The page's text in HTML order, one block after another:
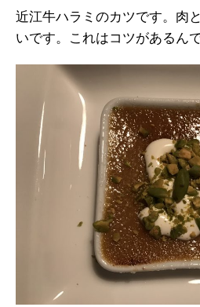
近江牛ハラミのカツです。肉
いです。これはコツがあるん